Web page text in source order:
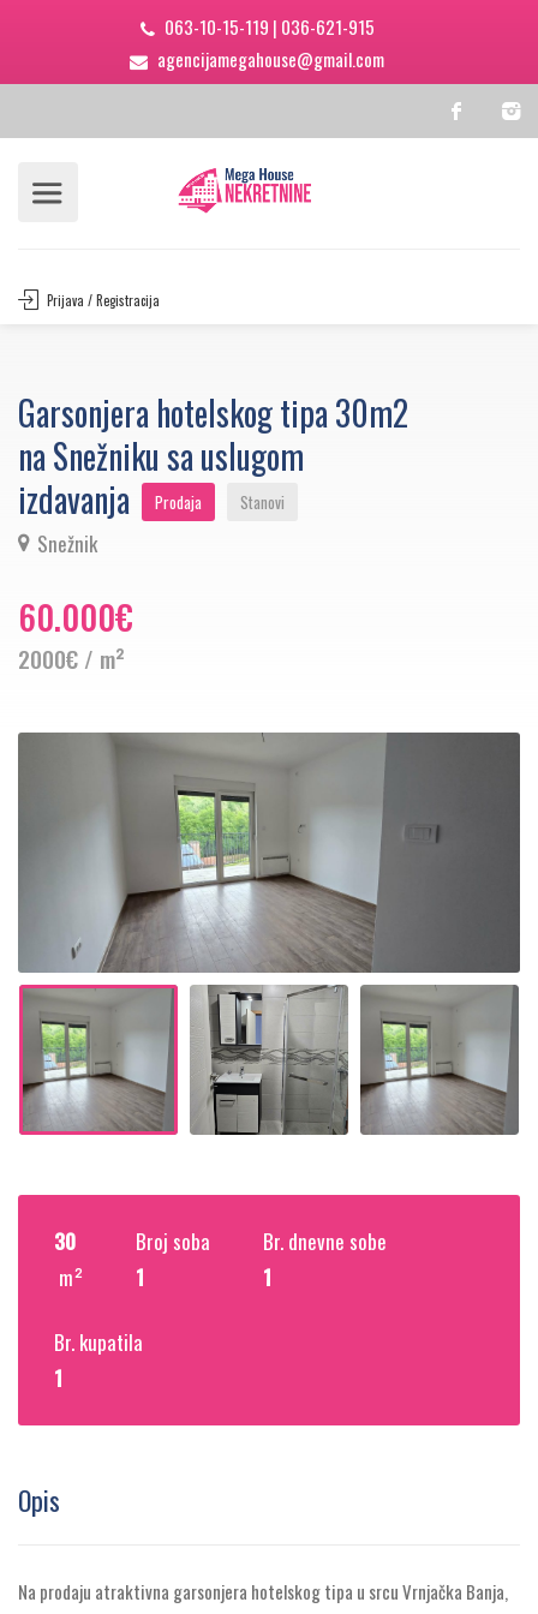
063-10-15-119 | 036-621-915
agencijamegahouse@gmail.com
Prijava / Registracija
Garsonjera hotelskog tipa 30m2
na Snežniku sa uslugom
izdavanja
Prodaja Stanovi
Snežnik
60.000€
2000€ / m²
30
m²
Broj soba
1
Br. dnevne sobe
1
Br. kupatila
1
Opis
Na prodaju atraktivna garsonjera hotelskog tipa u srcuVrnjačka Banja,